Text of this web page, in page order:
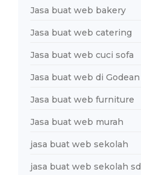
Jasa buat web bakery
Jasa buat web catering
Jasa buat web cuci sofa
Jasa buat web di Godean
Jasa buat web furniture
Jasa buat web murah
jasa buat web sekolah
jasa buat web sekolah sd